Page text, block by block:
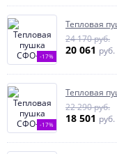
-17%
Тепловая
24 170 руб.
20 061 руб.
-17%
Тепловая
22 290 руб.
18 501 руб.